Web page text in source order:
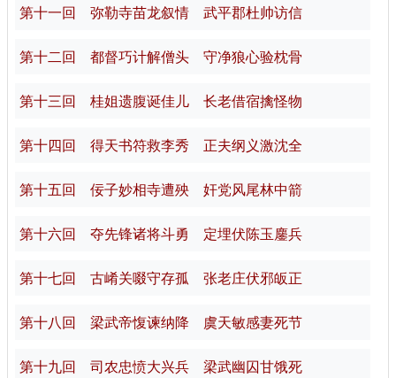
第十一回 弥勒寺苗龙叙情 武平郡杜帅访信
第十二回 都督巧计解僧头 守净狼心验枕骨
第十三回 桂姐遗腹诞佳儿 长老借宿擒怪物
第十四回 得天书符救李秀 正夫纲义激沈全
第十五回 佞子妙相寺遭殃 奸党风尾林中箭
第十六回 夺先锋诸将斗勇 定埋伏陈玉鏖兵
第十七回 古崤关啜守存孤 张老庄伏邪皈正
第十八回 梁武帝愎谏纳降 虞天敏感妻死节
第十九回 司农忠愤大兴兵 梁武幽囚甘饿死